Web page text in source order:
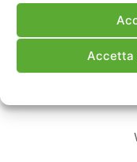
Accetta